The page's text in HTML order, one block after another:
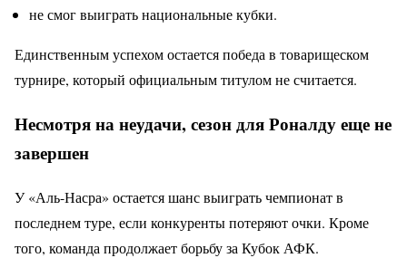
не смог выиграть национальные кубки.
Единственным успехом остается победа в товарищеском
турнире, который официальным титулом не считается.
Несмотря на неудачи, сезон для Роналду еще не
завершен
У «Аль-Насра» остается шанс выиграть чемпионат в
последнем туре, если конкуренты потеряют очки. Кроме
того, команда продолжает борьбу за Кубок АФК.